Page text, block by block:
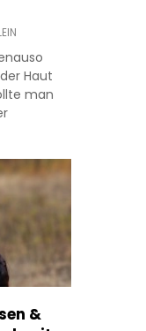
Haut
man
&